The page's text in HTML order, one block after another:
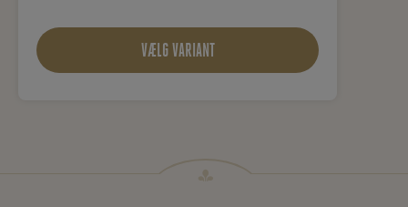
VÆLG VARIANT